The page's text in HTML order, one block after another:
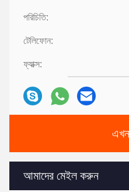
পরিচিতি:
টেলিফোন:
ফ্যাক্স:
আমাদের মেইল ​​করুন